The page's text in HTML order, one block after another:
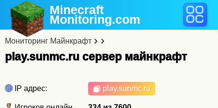
Minecraft
Monitoring.com
Мониторинг Майнкрафт
play.sunmc.ru cервер майнкрафт
IP адрес: play.sunmc.ru